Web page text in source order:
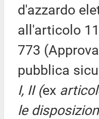
d'azzardo
all'articolo
773
pubblica
I, II (ex
le